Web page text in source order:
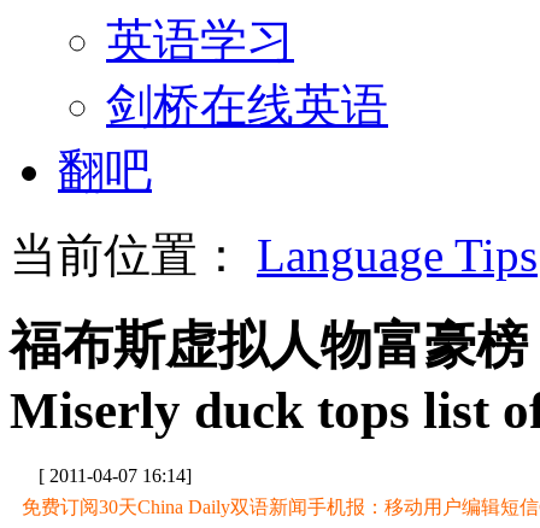
英语学习
剑桥在线英语
翻吧
当前位置： Language Tips
福布斯虚拟人物富豪
Miserly duck tops list
[ 2011-04-07 16:14]
免费订阅30天China Daily双语新闻手机报：移动用户编辑短信